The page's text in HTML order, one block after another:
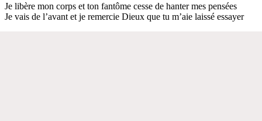
Je libère mon corps et ton fantôme cesse de hanter mes pensées
Je vais de l’avant et je remercie Dieux que tu m’aie laissé essayer